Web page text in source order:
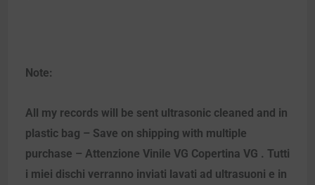
Note:
All my records will be sent ultrasonic cleaned and in
plastic bag – Save on shipping with multiple
purchase – Attenzione Vinile VG Copertina VG . Tutti
i miei dischi verranno inviati lavati ad ultrasuoni e in